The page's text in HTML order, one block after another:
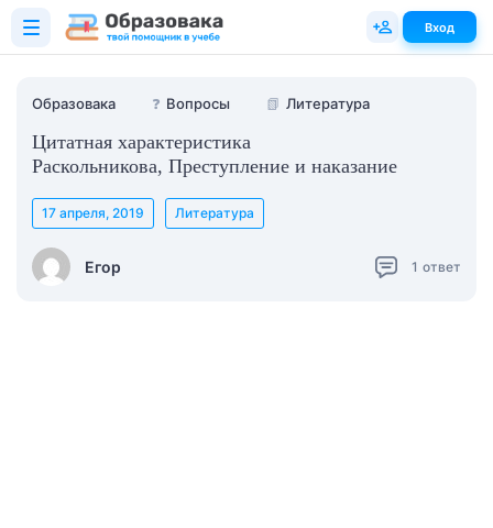
Образовака ❓ Вопросы 📗 Литература
Цитатная характеристика
Раскольникова, Преступление и наказание
Егор
17 апреля, 2019 Литература
1 ответ
Вход